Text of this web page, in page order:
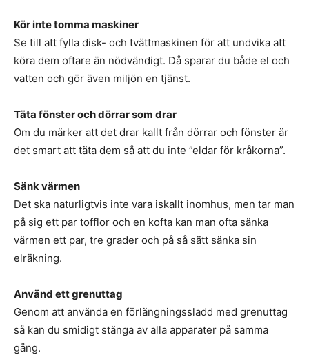
Kör inte tomma maskiner
Se till att fylla disk- och tvättmaskinen för att undvika att
köra dem oftare än nödvändigt. Då sparar du både el och
vatten och gör även miljön en tjänst.
Täta fönster och dörrar som drar
Om du märker att det drar kallt från dörrar och fönster är
det smart att täta dem så att du inte ”eldar för kråkorna”.
Sänk värmen
Det ska naturligtvis inte vara iskallt inomhus, men tar man
på sig ett par tofflor och en kofta kan man ofta sänka
värmen ett par, tre grader och på så sätt sänka sin
elräkning.
Använd ett grenuttag
Genom att använda en förlängningssladd med grenuttag
så kan du smidigt stänga av alla apparater på samma
gång.